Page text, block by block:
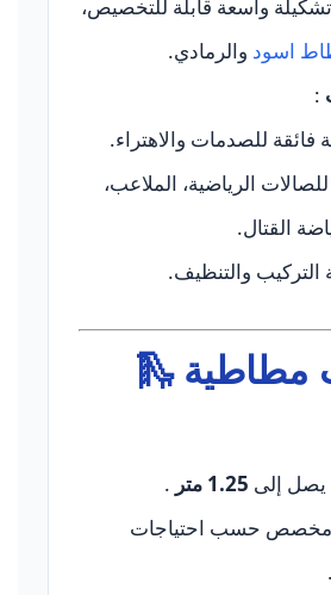
واسعة قابلة للتخصيص،
اسود والرمادي.
:
فائقة للصدمات والاهتراء.
الرياضية، الملاعب،
القتال.
التركيب والتنظيف.
مطاطية 🛝
إلى 1.25 متر
.
حسب احتياجات